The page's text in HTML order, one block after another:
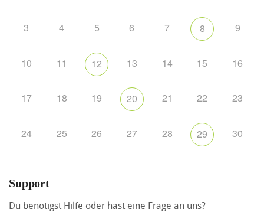
3 4 5 6 7 8 9
10 11 12 13 14 15 16
17 18 19 20 21 22 23
24 25 26 27 28 29 30
Support
Du benötigst Hilfe oder hast eine Frage an uns?